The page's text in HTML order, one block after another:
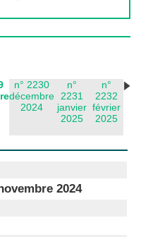
n° 2230
décembre
2024
n°
2231
janvier
2025
n°
2232
février
2025
2024